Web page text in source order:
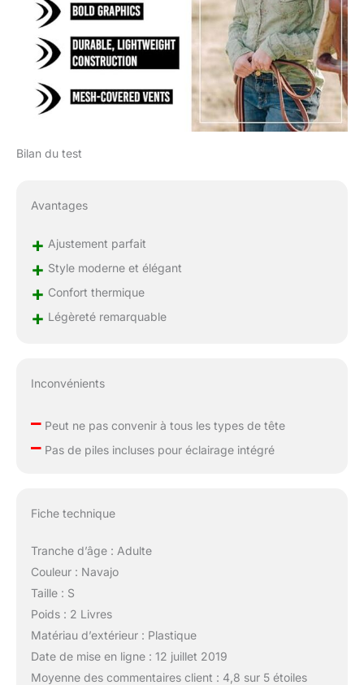
Bilan du test
Avantages
+ Ajustement parfait
+ Style moderne et élégant
+ Confort thermique
+ Légèreté remarquable
Inconvénients
–Peut ne pas convenir à tous les types de tête
–Pas de piles incluses pour éclairage intégré
Fiche technique
Tranche d’âge : Adulte
Couleur : Navajo
Taille : S
Poids : 2 Livres
Matériau d’extérieur : Plastique
Date de mise en ligne : 12 juillet 2019
Moyenne des commentaires client : 4,8 sur 5 étoiles